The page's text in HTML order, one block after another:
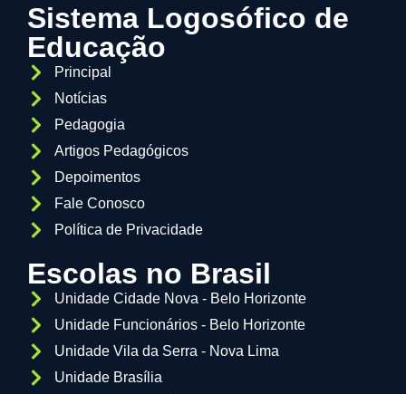
Sistema Logosófico de
Educação
Principal
Notícias
Pedagogia
Artigos Pedagógicos
Depoimentos
Fale Conosco
Política de Privacidade
Escolas no Brasil
Unidade Cidade Nova - Belo Horizonte
Unidade Funcionários - Belo Horizonte
Unidade Vila da Serra - Nova Lima
Unidade Brasília